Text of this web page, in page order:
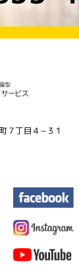
７丁目４−３１